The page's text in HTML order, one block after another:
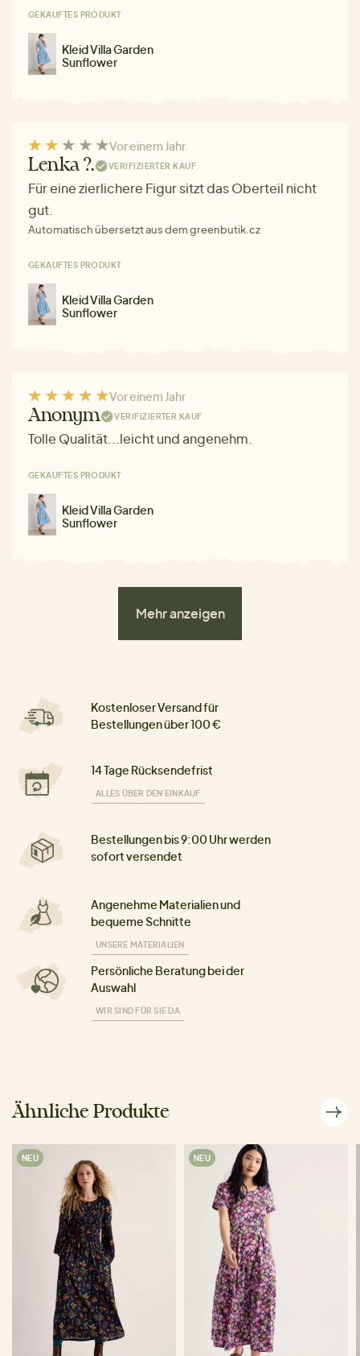
GEKAUFTES PRODUKT
Kleid Villa Garden
Sunflower
Vor einem Jahr
Lenka ?. VERIFIZIERTER KAUF
Für eine zierlichere Figur sitzt das Oberteil nicht
gut.
Automatisch übersetzt aus dem greenbutik.cz
GEKAUFTES PRODUKT
Kleid Villa Garden
Sunflower
Vor einem Jahr
Anonym VERIFIZIERTER KAUF
Tolle Qualität...leicht und angenehm.
GEKAUFTES PRODUKT
Kleid Villa Garden
Sunflower
Mehr anzeigen
Kostenloser Versand für
Bestellungen über 100 €
14 Tage Rücksendefrist
ALLES ÜBER DEN EINKAUF
Bestellungen bis 9:00 Uhr werden
sofort versendet
Angenehme Materialien und
bequeme Schnitte
UNSERE MATERIALIEN
Persönliche Beratung bei der
Auswahl
WIR SIND FÜR SIE DA
Ähnliche Produkte
NEU NEU